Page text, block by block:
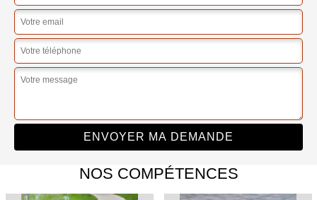
NOS COMPÉTENCES